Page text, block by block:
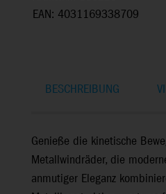
EAN: 4031169338709
BESCHREIBUNG
Genieße die kinetische
Metallwindräder, die
anmutiger Eleganz